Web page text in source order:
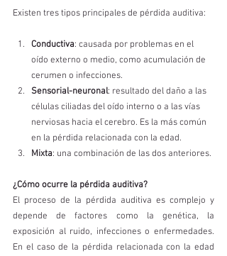
Existen tres tipos principales de pérdida auditiva:
Conductiva: causada por problemas en el
oído externo o medio, como acumulación de
cerumen o infecciones.
Sensorial-neuronal: resultado del daño a las
células ciliadas del oído interno o a las vías
nerviosas hacia el cerebro. Es la más común
en la pérdida relacionada con la edad.
Mixta: una combinación de las dos anteriores.
¿Cómo ocurre la pérdida auditiva?
El proceso de la pérdida auditiva es complejo y
depende de factores como la genética, la
exposición al ruido, infecciones o enfermedades.
En el caso de la pérdida relacionada con la edad